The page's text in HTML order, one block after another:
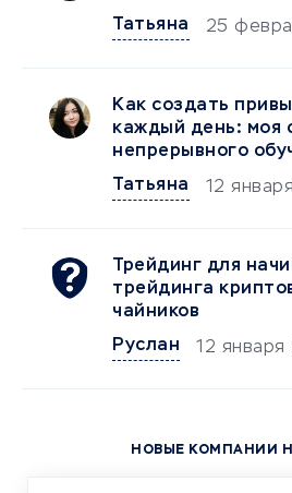
Татьяна 25
Как создать
каждый день: моя
непрерывного
Татьяна
12
Трейдинг для
трейдинга
чайников
Руслан
12
НОВЫЕ КОМПАНИИ